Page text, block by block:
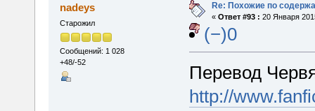
nadeys
Старожил
Сообщений: 1 028
+48/-52
Re: Похожие по
« Ответ #93 : 20 Января
(−)0
Перевод
http://